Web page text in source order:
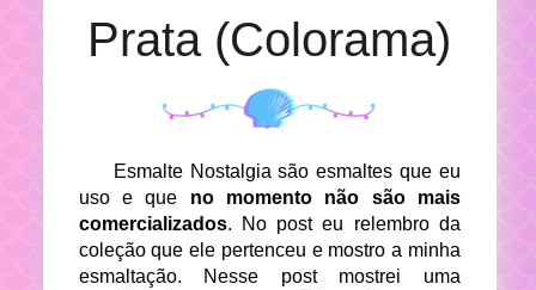
Prata (Colorama)
Esmalte Nostalgia são esmaltes que eu
uso e que no momento não são mais
comercializados. No post eu relembro da
coleção que ele pertenceu e mostro a minha
esmaltação. Nesse post mostrei uma